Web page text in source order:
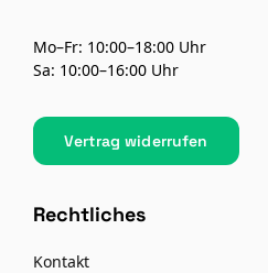
Mo–Fr: 10:00–18:00 Uhr
Sa: 10:00–16:00 Uhr
Vertrag widerrufen
Rechtliches
Kontakt